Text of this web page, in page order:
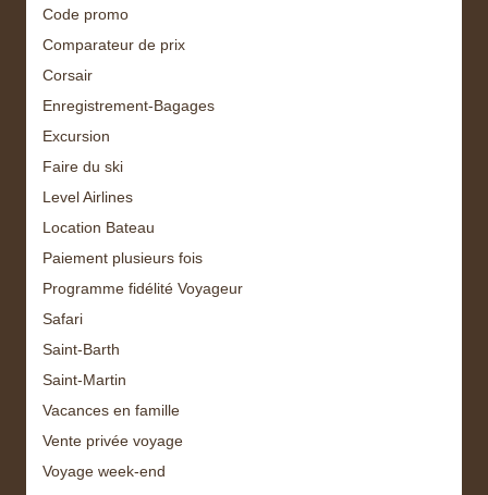
Code promo
Comparateur de prix
Corsair
Enregistrement-Bagages
Excursion
Faire du ski
Level Airlines
Location Bateau
Paiement plusieurs fois
Programme fidélité Voyageur
Safari
Saint-Barth
Saint-Martin
Vacances en famille
Vente privée voyage
Voyage week-end